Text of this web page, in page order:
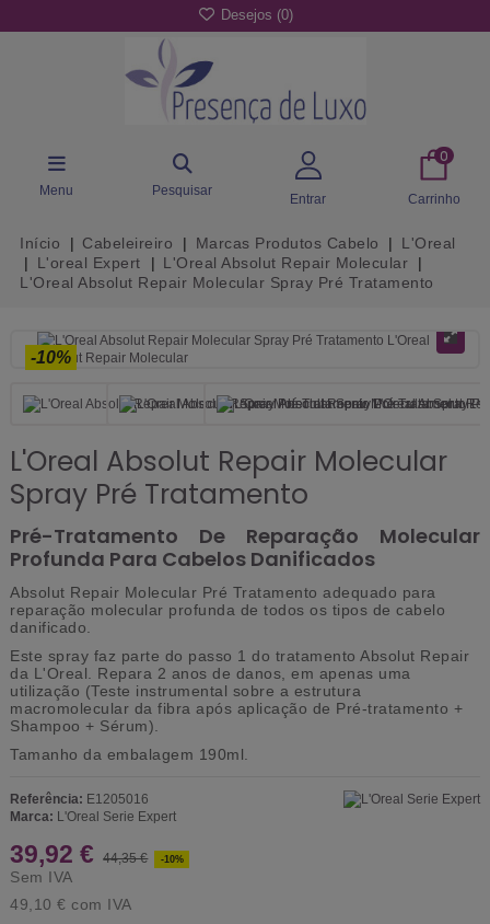
Desejos (0)
Menu Pesquisar
Entrar
0
Carrinho
Início Cabeleireiro Marcas Produtos Cabelo
L'Oreal
L'oreal Expert
L'Oreal Absolut Repair Molecular
L'Oreal Absolut Repair Molecular Spray Pré Tratamento
-10%
L'Oreal Absolut Repair Molecular
Spray Pré Tratamento
Pré-Tratamento De Reparação Molecular
Profunda Para Cabelos Danificados
Absolut Repair Molecular Pré Tratamento adequado para
reparação molecular profunda de todos os tipos de cabelo
danificado.
Este spray faz parte do passo 1 do tratamento Absolut Repair
da L'Oreal. Repara 2 anos de danos, em apenas uma
utilização (Teste instrumental sobre a estrutura
macromolecular da fibra após aplicação de Pré-tratamento +
Shampoo + Sérum).
Tamanho da embalagem 190ml.
Referência: E1205016
Marca: L'Oreal Serie Expert
39,92 € 44,35 € -10%
Sem IVA
49,10 € com IVA